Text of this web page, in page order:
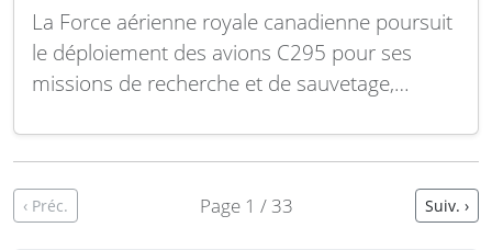
La Force aérienne royale canadienne poursuit
le déploiement des avions C295 pour ses
missions de recherche et de sauvetage,
sa flotte dédiée. Ces appareils bimoteurs
remplacent progressivement les modèles plus
‹ Préc. Page 1 / 33 Suiv. ›